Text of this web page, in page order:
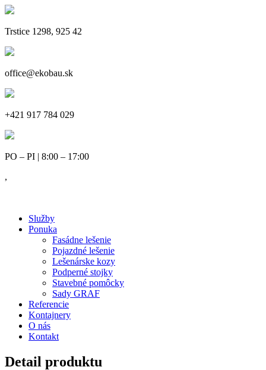
Trstice 1298, 925 42
office@ekobau.sk
+421 917 784 029
PO – PI | 8:00 – 17:00
,
Služby
Ponuka
Fasádne lešenie
Pojazdné lešenie
Lešenárske kozy
Podperné stojky
Stavebné pomôcky
Sady GRAF
Referencie
Kontajnery
O nás
Kontakt
Detail produktu